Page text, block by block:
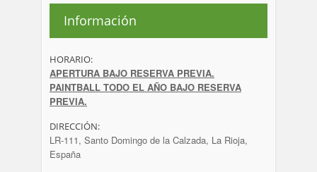
Información
HORARIO:
APERTURA BAJO RESERVA PREVIA.
PAINTBALL TODO EL AÑO BAJO RESERVA
PREVIA.
DIRECCIÓN:
LR-111, Santo Domingo de la Calzada, La Rioja,
España